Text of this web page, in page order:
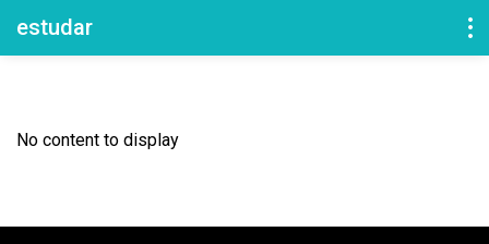
Navegação Lateral
estudar
No content to display